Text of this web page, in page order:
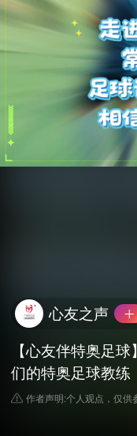
心友之声
【心友伴特奥足
们的特奥足球教练
作者声明:个人观点，仅供